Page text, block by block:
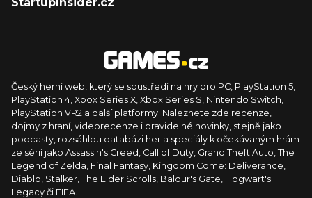
Český herní web, který se soustředí na hry pro PC, PlayStation 5,
PlayStation 4, Xbox Series X, Xbox Series S, Nintendo Switch,
PlayStation VR2 a další platformy. Naleznete zde recenze,
dojmy z hraní, videorecenze i pravidelné novinky, stejně jako
podcasty, rozsáhlou databázi her a speciály k očekávaným hrám
ze sérií jako Assassin's Creed, Call of Duty, Grand Theft Auto, The
Legend of Zelda, Final Fantasy, Kingdom Come: Deliverance,
Diablo, Stalker, The Elder Scrolls, Baldur's Gate, Hogwart's
Legacy či FIFA.